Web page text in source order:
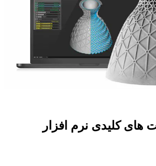
های کلیدی نرم افزار